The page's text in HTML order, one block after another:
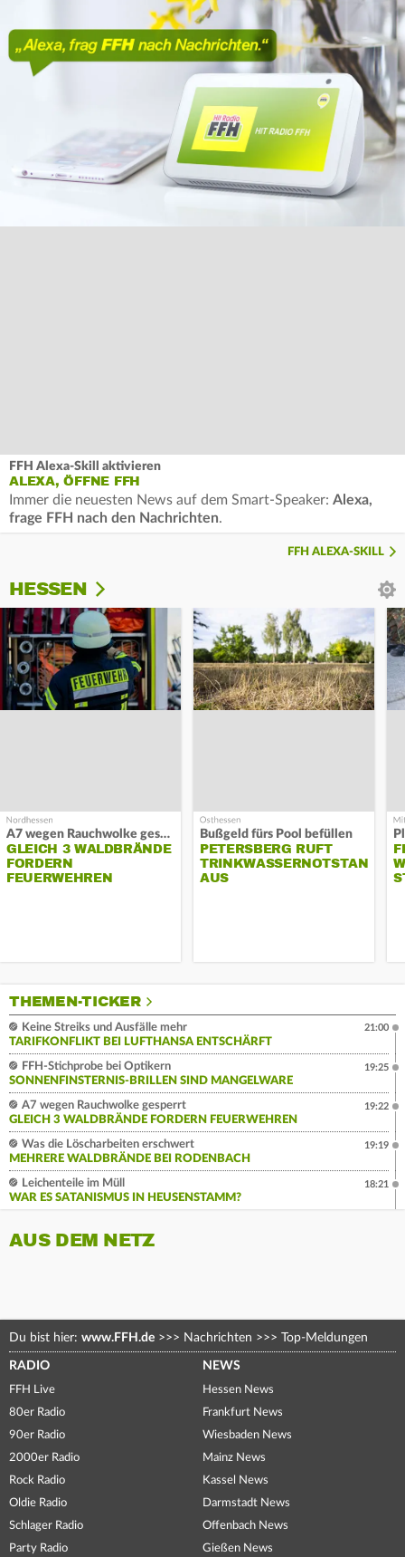
FFH Alexa-Skill aktivieren
ALEXA, ÖFFNE FFH
Immer die neuesten News auf dem Smart-Speaker: Alexa,
frage FFH nach den Nachrichten.
FFH ALEXA-SKILL
HESSEN
A7 wegen Rauchwolke gesperrt
GLEICH 3 WALDBRÄNDE
FORDERN
FEUERWEHREN
Bußgeld fürs Pool befüllen
PETERSBERG RUFT
TRINKWASSERNOTSTAND
AUS
THEMEN-TICKER
Keine Streiks und Ausfälle mehr
TARIFKONFLIKT BEI LUFTHANSA ENTSCHÄRFT
21:00
FFH-Stichprobe bei Optikern
SONNENFINSTERNIS-BRILLEN SIND MANGELWARE
19:25
A7 wegen Rauchwolke gesperrt
GLEICH 3 WALDBRÄNDE FORDERN FEUERWEHREN
19:22
Was die Löscharbeiten erschwert
MEHRERE WALDBRÄNDE BEI RODENBACH
19:19
Leichenteile im Müll
WAR ES SATANISMUS IN HEUSENSTAMM?
18:21
AUS DEM NETZ
Du bist hier: www.FFH.de >>> Nachrichten >>> Top-Meldungen
RADIO
FFH Live
80er Radio
90er Radio
2000er Radio
Rock Radio
Oldie Radio
Schlager Radio
Party Radio
NEWS
Hessen News
Frankfurt News
Wiesbaden News
Mainz News
Kassel News
Darmstadt News
Offenbach News
Gießen News